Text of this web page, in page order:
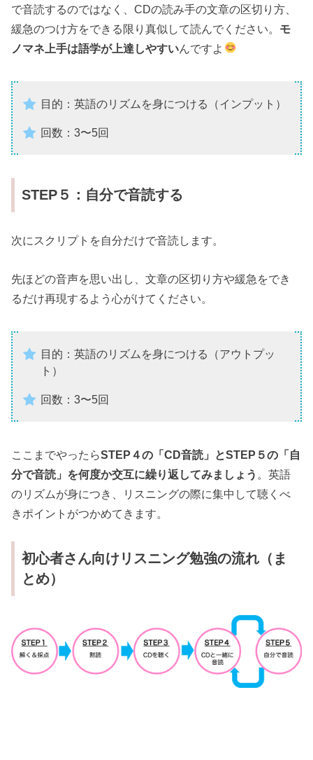
で音読するのではなく、CDの読み手の文章の区切り方、
緩急のつけ方をできる限り真似して読んでください。 モ
ノマネ上手は語学が上達しやすいんですよ
目的：英語のリズムを身につける（インプット）
回数：3〜5回
STEP５：自分で音読する
次にスクリプトを自分だけで音読します。
先ほどの音声を思い出し、文章の区切り方や緩急をでき
るだけ再現するよう心がけてください。
目的：英語のリズムを身につける（アウトプッ
ト）
回数：3〜5回
ここまでやったらSTEP４の「CD音読」とSTEP５の「自
分で音読」を何度か交互に繰り返してみましょう 。英語
のリズムが身につき、リスニングの際に集中して聴くべ
きポイントがつかめてきます。
初心者さん向けリスニング勉強の流れ（ま
とめ）